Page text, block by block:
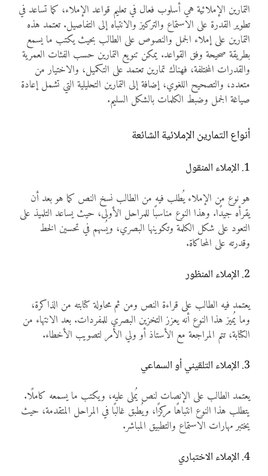
التمارين الإملائية هي أسلوب فعال في تعليم قواعد الإملاء، كما تساعد في
تطوير القدرة على الاستماع والتركيز والانتباه إلى التفاصيل. تعتمد هذه
التمارين على إملاء الجمل والنصوص على الطالب بحيث يكتب ما يسمع
بطريقة صحيحة وفق القواعد. يمكن تنويع التمارين حسب الفئات العمرية
والقدرات المختلفة، فهناك تمارين تعتمد على التكميل، والاختيار من
متعدد، والتصحيح اللغوي، إضافة إلى التمارين التحليلية التي تشمل إعادة
صياغة الجمل وضبط الكلمات بالشكل السليم.
أنواع التمارين الإملائية الشائعة
1. الإملاء المنقول
هو نوع من الإملاء يُطلب فيه من الطالب نسخ النص كما هو بعد أن
يقرأه جيدًا. وهذا النوع مناسبًا للمراحل الأولى، حيث يساعد التلميذ على
التعود على شكل الكلمة وتكوينها البصري، ويُسهم في تحسين الخط
وقدرته على المحاكاة.
2. الإملاء المنظور
يعتمد فيه الطالب على قراءة النص ومن ثم محاولة كتابته من الذاكرة،
وما يُميز هذا النوع أنه يعزز التخزين البصري للمفردات. بعد الانتهاء من
الكتابة، تتم المراجعة مع الأستاذ أو ولي الأمر لتصويب الأخطاء.
3. الإملاء التلقيني أو السماعي
يعتمد الطالب على الإنصات لنص يُملى عليه، ويكتب ما يسمعه كاملًا.
يتطلب هذا النوع انتباهًا مركزًا، ويُطبق غالبًا في المراحل المتقدمة، حيث
يختبر مهارات الاستماع والتطبيق المباشر.
4. الإملاء الاختباري